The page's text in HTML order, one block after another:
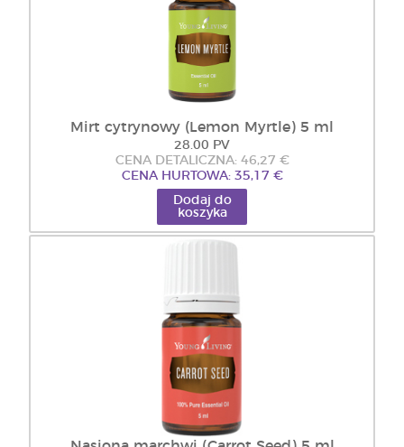
Mirt cytrynowy (Lemon Myrtle) 5 ml
28.00 PV
CENA DETALICZNA: 46,27 €
CENA HURTOWA: 35,17 €
Dodaj do
koszyka